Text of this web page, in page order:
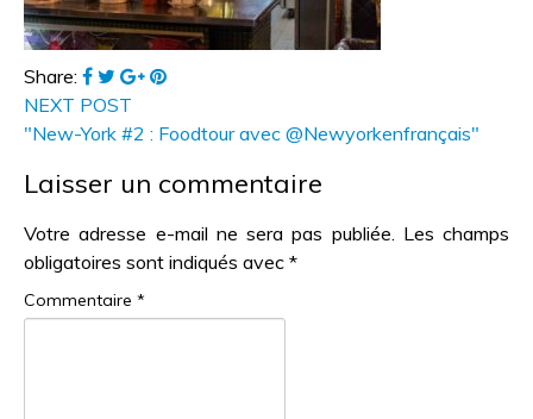
Share:
NEXT POST
"New-York #2 : Foodtour avec @Newyorkenfrançais"
Laisser un commentaire
Votre adresse e-mail ne sera pas publiée. Les champs
obligatoires sont indiqués avec *
Commentaire *